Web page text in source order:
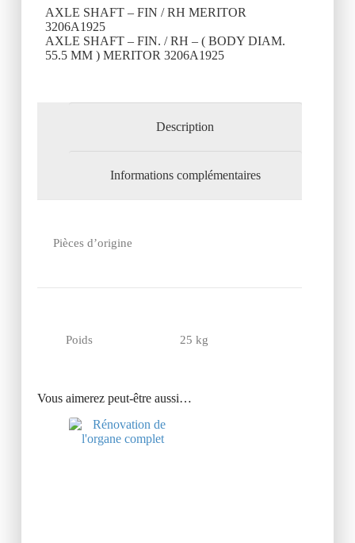
AXLE SHAFT – FIN / RH MERITOR
3206A1925
AXLE SHAFT – FIN. / RH – ( BODY DIAM.
55.5 MM ) MERITOR 3206A1925
Description
Informations complémentaires
Pièces d’origine
Poids 25 kg
Vous aimerez peut-être aussi…